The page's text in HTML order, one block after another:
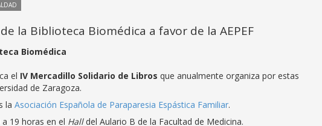
la Biblioteca Biomédica a favor de la AEPEF
Biomédica
el IV Mercadillo Solidario de Libros que anualmente organiza por estas
de Zaragoza.
la Asociación Española de Paraparesia Espástica Familiar.
19 horas en el Hall del Aulario B de la Facultad de Medicina.